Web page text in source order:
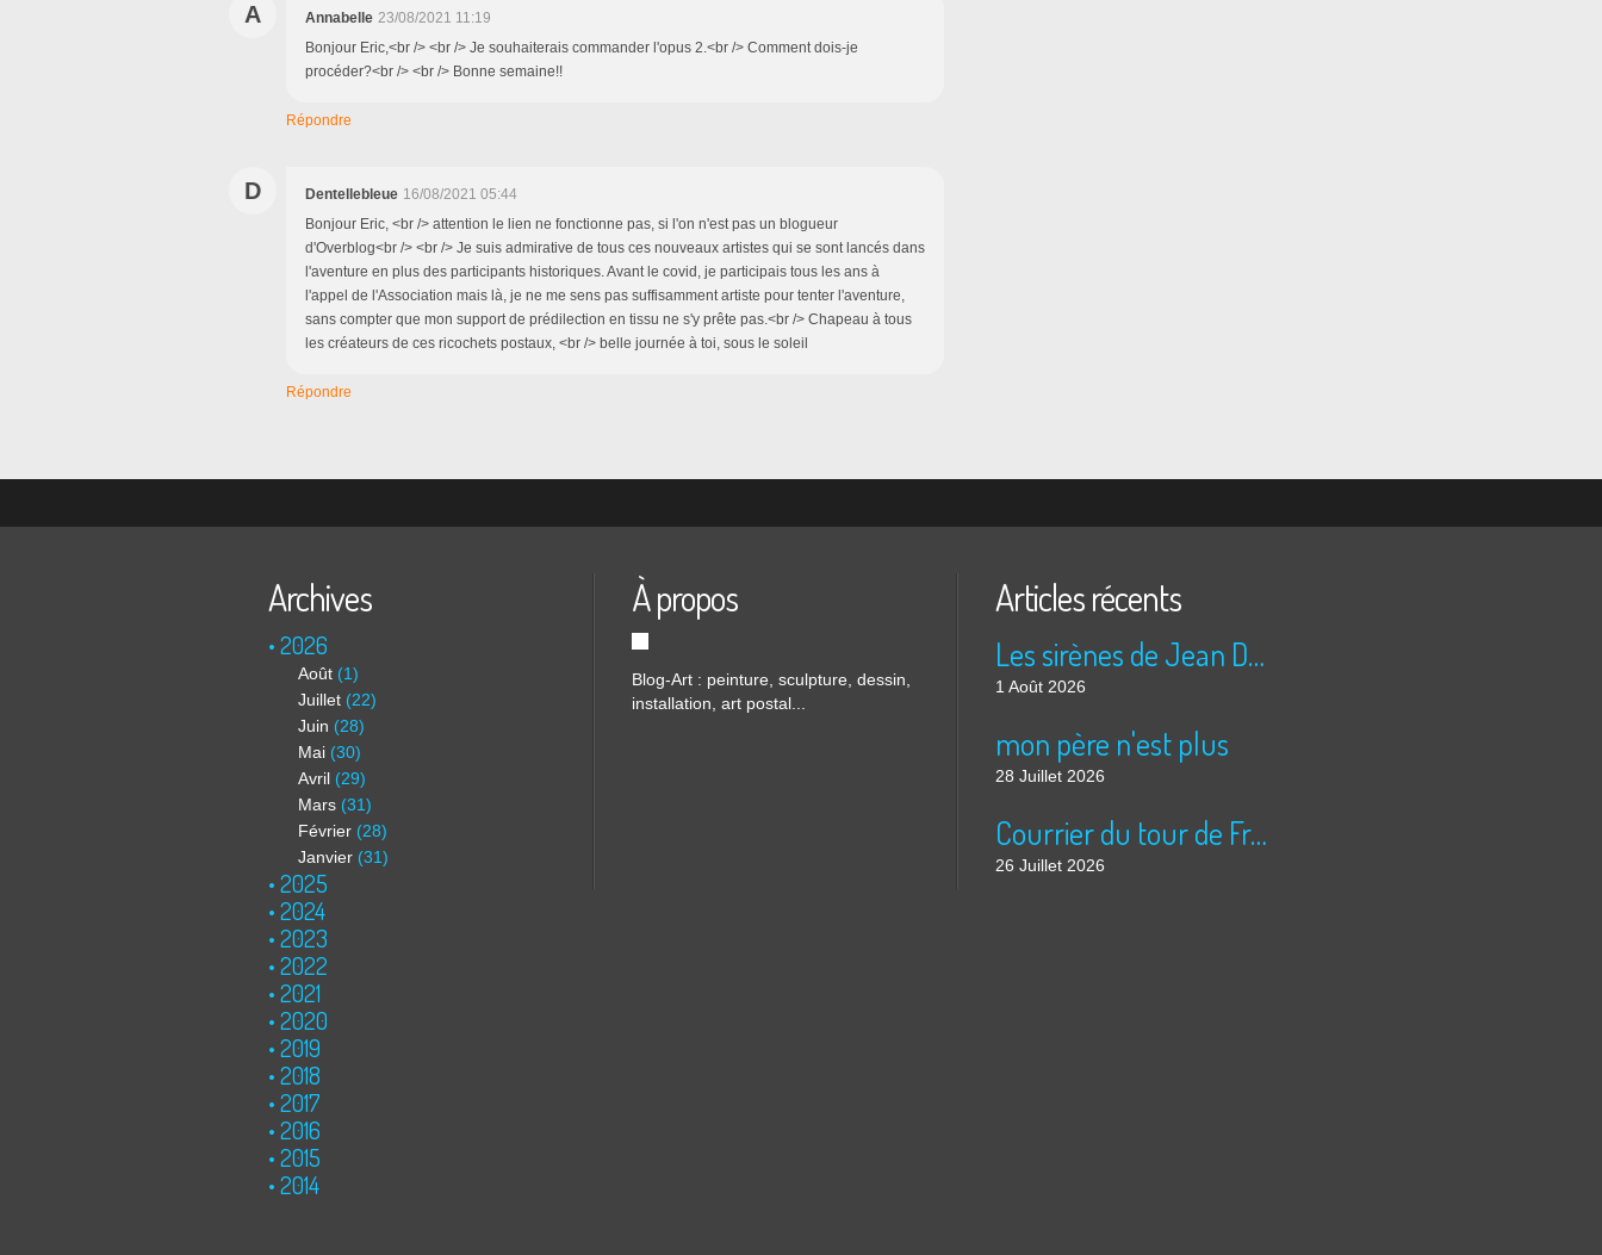
A Annabelle 23/08/2021 11:19
Bonjour Eric,<br /> <br /> Je souhaiterais commander l'opus 2.<br /> Comment dois-je
procéder?<br /> <br /> Bonne semaine!!
Répondre
D Dentellebleue 16/08/2021 05:44
Bonjour Eric, <br /> attention le lien ne fonctionne pas, si l'on n'est pas un blogueur
d'Overblog<br /> <br /> Je suis admirative de tous ces nouveaux artistes qui se sont lancés dans
l'aventure en plus des participants historiques. Avant le covid, je participais tous les ans à
l'appel de l'Association mais là, je ne me sens pas suffisamment artiste pour tenter l'aventure,
sans compter que mon support de prédilection en tissu ne s'y prête pas.<br /> Chapeau à tous
les créateurs de ces ricochets postaux, <br /> belle journée à toi, sous le soleil
Répondre
Archives
2026
Août (1)
Juillet (22)
Juin (28)
Mai (30)
Avril (29)
Mars (31)
Février (28)
Janvier (31)
2025
2024
2023
2022
2021
2020
2019
2018
2017
2016
2015
2014
À propos
Blog-Art : peinture, sculpture, dessin,
installation, art postal...
Articles récents
Les sirènes de Jean Duranel
1 Août 2026
mon père n'est plus
28 Juillet 2026
Courrier du tour de France
26 Juillet 2026